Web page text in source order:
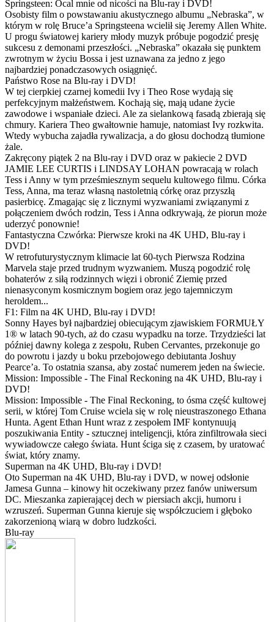
Springsteen: Ocal mnie od nicości na Blu-ray i DVD!
Osobisty film o powstawaniu akustycznego albumu „Nebraska”, w
którym w rolę Bruce’a Springsteena wcielił się Jeremy Allen White.
U progu światowej kariery młody muzyk próbuje pogodzić presję
sukcesu z demonami przeszłości. „Nebraska” okazała się punktem
zwrotnym w życiu Bossa i jest uznawana za jedno z jego
najbardziej ponadczasowych osiągnięć.
Państwo Rose na Blu-ray i DVD!
W tej cierpkiej czarnej komedii Ivy i Theo Rose wydają się
perfekcyjnym małżeństwem. Kochają się, mają udane życie
zawodowe i wspaniałe dzieci. Ale za sielankową fasadą zbierają się
chmury. Kariera Theo gwałtownie hamuje, natomiast Ivy rozkwita.
Wtedy wybucha zajadła rywalizacja, a do głosu dochodzą tłumione
żale.
Zakręcony piątek 2 na Blu-ray i DVD oraz w pakiecie 2 DVD
JAMIE LEE CURTIS i LINDSAY LOHAN powracają w rolach
Tess i Anny w tym prześmiesznym sequelu kultowego filmu. Córka
Tess, Anna, ma teraz własną nastoletnią córkę oraz przyszłą
pasierbicę. Zmagając się z licznymi wyzwaniami związanymi z
połączeniem dwóch rodzin, Tess i Anna odkrywają, że piorun może
uderzyć ponownie!
Fantastyczna Czwórka: Pierwsze kroki na 4K UHD, Blu-ray i
DVD!
W retrofuturystycznym klimacie lat 60-tych Pierwsza Rodzina
Marvela staje przed trudnym wyzwaniem. Muszą pogodzić rolę
bohaterów z siłą rodzinnych więzi i obronić Ziemię przed
nienasyconym kosmicznym bogiem oraz jego tajemniczym
heroldem...
F1: Film na 4K UHD, Blu-ray i DVD!
Sonny Hayes był najbardziej obiecującym zjawiskiem FORMUŁY
1® w latach 90-tych, aż do czasu wypadku na torze. Trzydzieści lat
później dawny kolega z zespołu, Ruben Cervantes, przekonuje go
do powrotu i jazdy u boku przebojowego debiutanta Joshuy
Pearce’a. To ostatnia szansa, aby zostać numerem jeden na świecie.
Mission: Impossible - The Final Reckoning na 4K UHD, Blu-ray i
DVD!
Mission: Impossible - The Final Reckoning, to ósma część kultowej
serii, w której Tom Cruise wciela się w rolę nieustraszonego Ethana
Hunta. Agent Ethan Hunt wraz z zespołem IMF kontynuują
poszukiwania Entity - sztucznej inteligencji, która zinfiltrowała sieci
wywiadowcze całego świata. Hunt ściga się z czasem, by uratować
świat, który znamy.
Superman na 4K UHD, Blu-ray i DVD!
Oto Superman na 4K UHD, Blu-ray i DVD, w nowej odsłonie
Jamesa Gunna – kinowy hit oczekiwany przez fanów uniwersum
DC. Mieszanka zapierającej dech w piersiach akcji, humoru i
wzruszeń. Superman Gunna kieruje się współczuciem i głęboko
zakorzenioną wiarą w dobro ludzkości.
Blu-ray